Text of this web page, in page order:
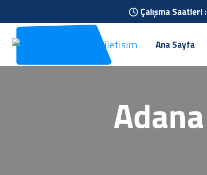
Çalışma Saatleri :
Ana Sayfa